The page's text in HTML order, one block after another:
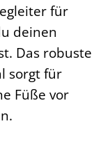
für
deinen
Das robuste
sorgt für
Füße vor